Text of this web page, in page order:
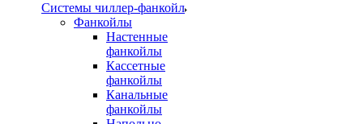
Системы чиллер-фанкойл
Фанкойлы
Настенные
фанкойлы
Кассетные
фанкойлы
Канальные
фанкойлы